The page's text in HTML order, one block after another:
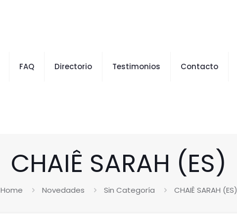
FAQ Directorio Testimonios Contacto
CHAIÊ SARAH (ES)
Home Novedades Sin Categoría CHAIÊ SARAH (ES)